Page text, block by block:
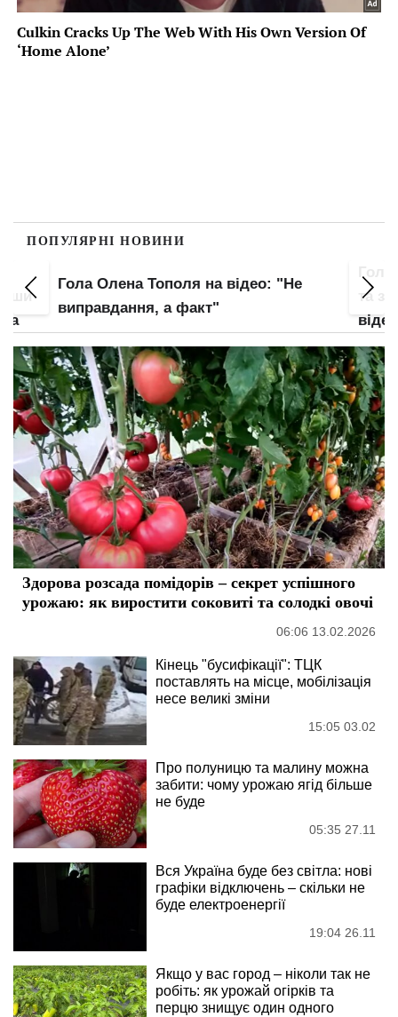
ПОПУЛЯРНІ НОВИНИ
Гола Олена Тополя на відео: "Не
виправдання, а факт"
та
Здорова розсада помідорів – секрет успішного
урожаю: як виростити соковиті та солодкі овочі
06:06 13.02.2026
Кінець "бусифікації": ТЦК
поставлять на місце, мобілізація
несе великі зміни
15:05 03.02
Про полуницю та малину можна
забити: чому урожаю ягід більше
не буде
05:35 27.11
Вся Україна буде без світла: нові
графіки відключень – скільки не
буде електроенергії
19:04 26.11
Якщо у вас город – ніколи так не
робіть: як урожай огірків та
перцю знищує один одного